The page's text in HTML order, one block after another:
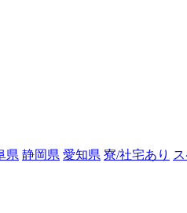
県 静岡県 愛知県 寮/社宅あり